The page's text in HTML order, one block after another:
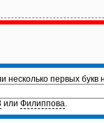
несколько первых
или Филиппова.